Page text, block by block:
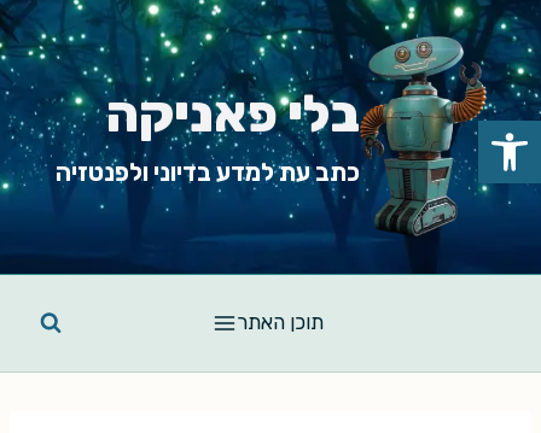
Skip
to
content
בלי פאניקה
כתב עת למדע בדיוני ולפנטזיה
תוכן האתר
פתח סרגל נגישות